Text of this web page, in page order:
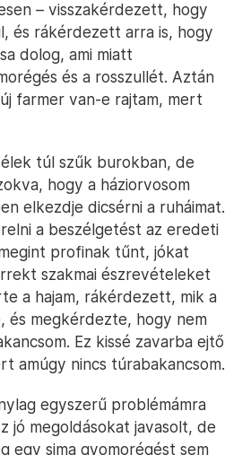
– visszakérdezett, hogy
és rákérdezett arra is, hogy
dolog, ami miatt
és a rosszullét. Aztán
farmer van-e rajtam, mert
túl szűk burokban, de
hogy a háziorvosom
elkezdje dicsérni a ruháimat.
a beszélgetést az eredeti
profinak tűnt, jókat
szakmai észrevételeket
a hajam, rákérdezett, mik a
és megkérdezte, hogy nem
Ez kissé zavarba ejtő
amúgy nincs túrabakancsom.
egyszerű problémámra
jó megoldásokat javasolt, de
egy sima gyomorégést sem